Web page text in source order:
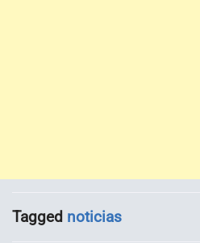
Tagged noticias